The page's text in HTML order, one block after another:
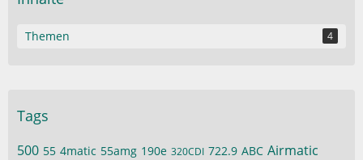
Themen 4
Tags
500 55 4matic 55amg 190e 320CDI 722.9 ABC Airmatic